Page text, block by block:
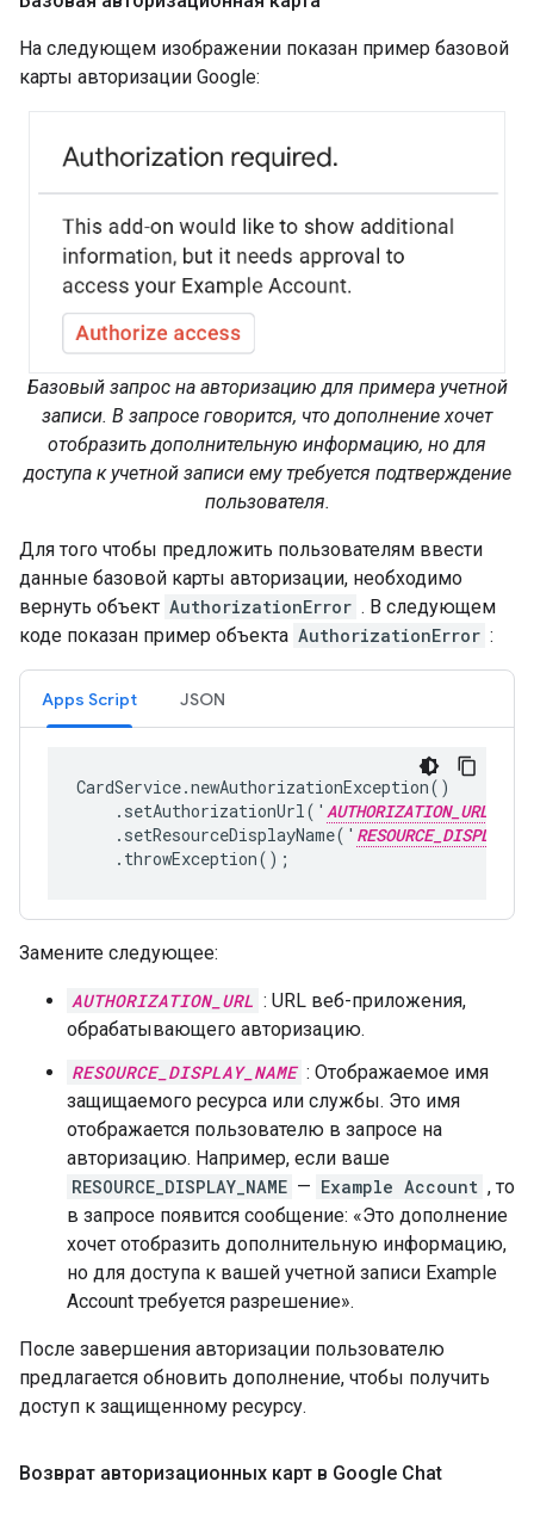
На следующем изображении показан пример базовой
карты авторизации Google:
Базовый запрос на авторизацию для примера учетной
записи. В запросе говорится, что дополнение хочет
отобразить дополнительную информацию, но для
доступа к учетной записи ему требуется подтверждение
пользователя.
Для того чтобы предложить пользователям ввести
данные базовой карты авторизации, необходимо
вернуть объект AuthorizationError . В следующем
коде показан пример объекта AuthorizationError :
Apps Script JSON
CardService.newAuthorizationException()
    .setAuthorizationUrl('
AUTHORIZATION_URL
    .setResourceDisplayName('
    .throwException();
Замените следующее:
AUTHORIZATION_URL : URL веб-приложения,
обрабатывающего авторизацию.
RESOURCE_DISPLAY_NAME : Отображаемое имя
защищаемого ресурса или службы. Это имя
отображается пользователю в запросе на
авторизацию. Например, если ваше
RESOURCE_DISPLAY_NAME — Example Account , то
в запросе появится сообщение: «Это дополнение
хочет отобразить дополнительную информацию,
но для доступа к вашей учетной записи Example
Account требуется разрешение».
После завершения авторизации пользователю
предлагается обновить дополнение, чтобы получить
доступ к защищенному ресурсу.
Возврат авторизационных карт в Google Chat